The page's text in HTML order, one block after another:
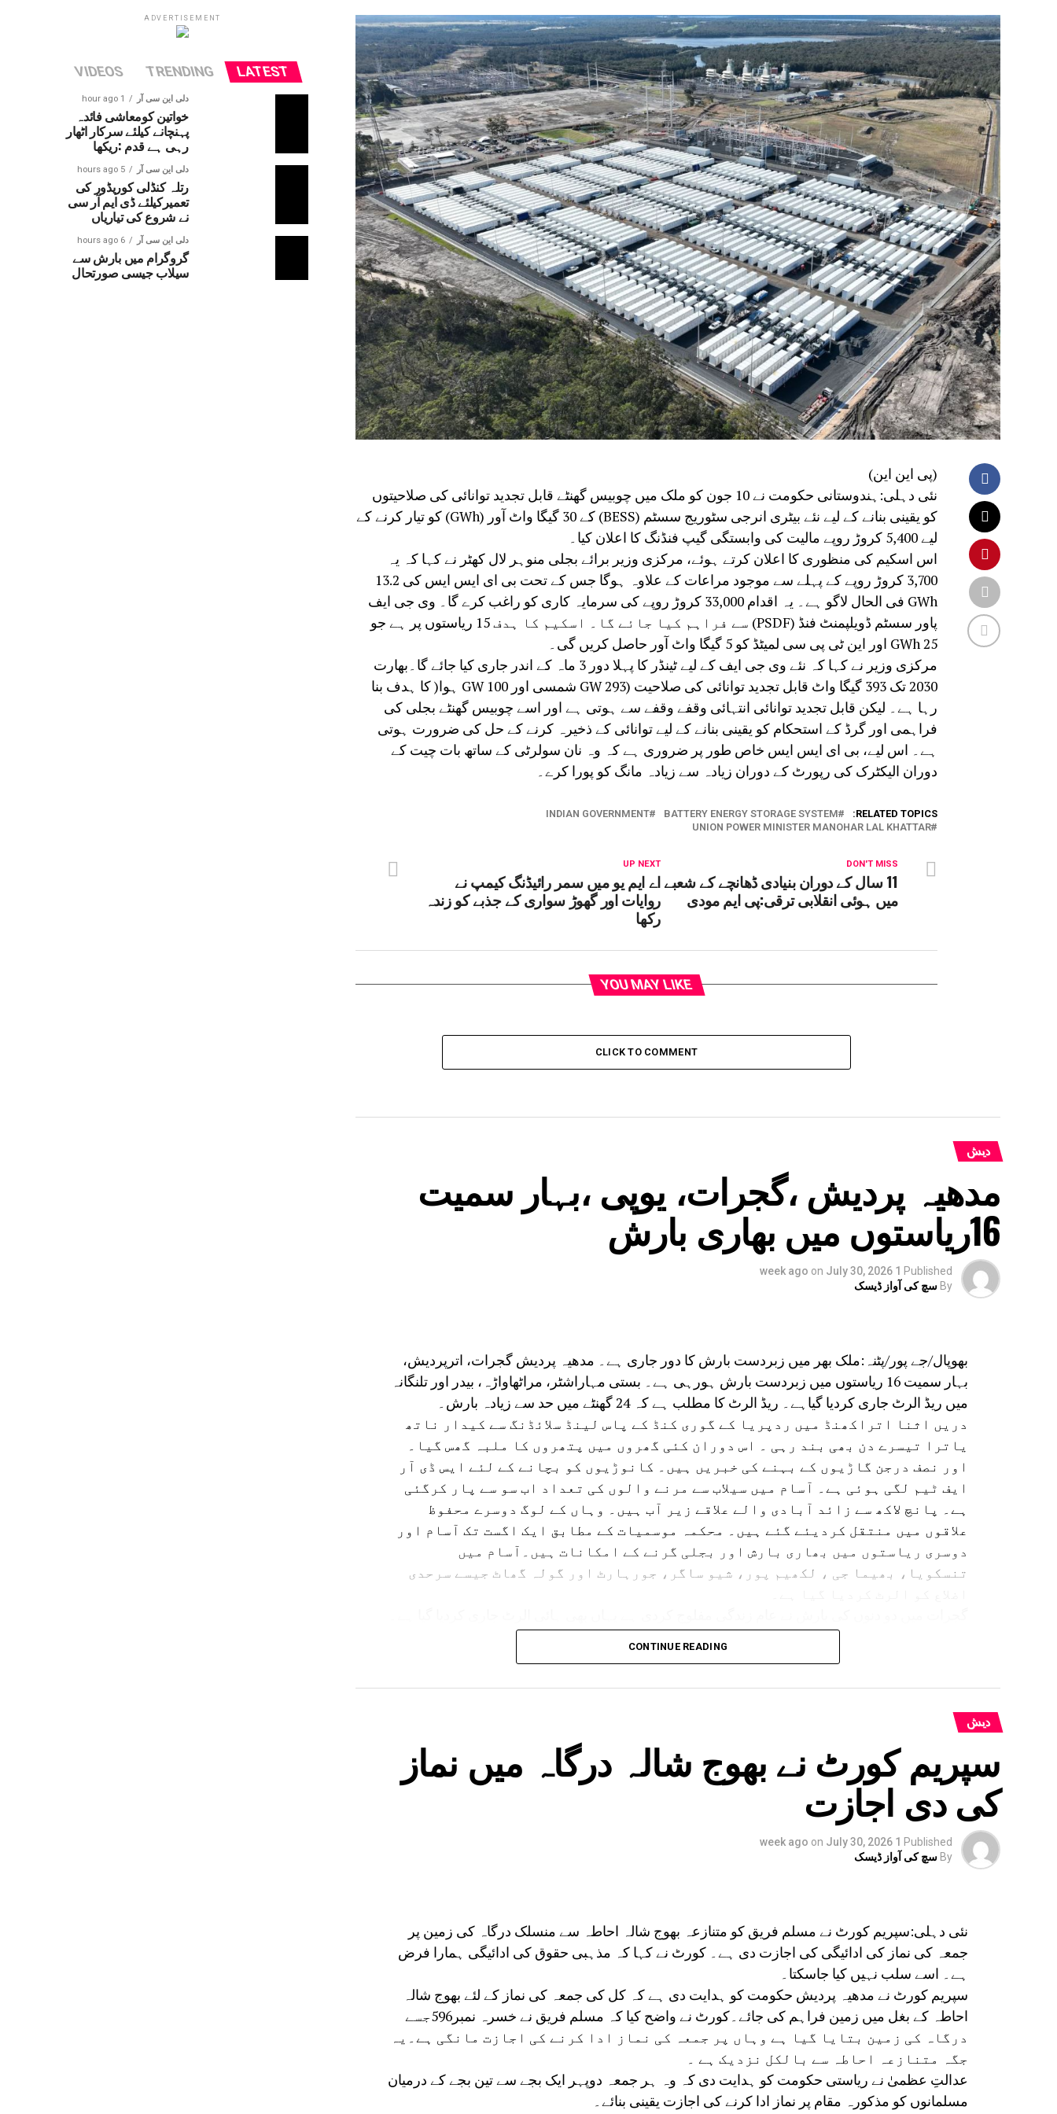
(پی این این)
نئی دہلی:ہندوستانی حکومت نے 10 جون کو ملک میں چوبیس گھنٹے قابل تجدید توانائی کی صلاحیتوں
کو یقینی بنانے کے لیے نئے بیٹری انرجی سٹوریج سسٹم (BESS) کے 30 گیگا واٹ آور (GWh) کو تیار کرنے کے
لیے 5,400 کروڑ روپے مالیت کی وابستگی گیپ فنڈنگ کا اعلان کیا۔
اس اسکیم کی منظوری کا اعلان کرتے ہوئے، مرکزی وزیر برائے بجلی منوہر لال کھٹر نے کہا کہ یہ
3,700 کروڑ روپے کے پہلے سے موجود مراعات کے علاوہ ہوگا جس کے تحت بی ای ایس ایس کی 13.2
GWh فی الحال لاگو ہے۔ یہ اقدام 33,000 کروڑ روپے کی سرمایہ کاری کو راغب کرے گا۔ وی جی ایف
پاور سسٹم ڈویلپمنٹ فنڈ (PSDF) سے فراہم کیا جائے گا۔ اسکیم کا ہدف 15 ریاستوں پر ہے جو
25 GWh اور این ٹی پی سی لمیٹڈ کو 5 گیگا واٹ آور حاصل کریں گی۔
مرکزی وزیر نے کہا کہ نئے وی جی ایف کے لیے ٹینڈر کا پہلا دور 3 ماہ کے اندر جاری کیا جائے گا۔بھارت
2030 تک 393 گیگا واٹ قابل تجدید توانائی کی صلاحیت (293 GW شمسی اور 100 GW ہوا( کا ہدف بنا
رہا ہے۔ لیکن قابل تجدید توانائی انتہائی وقفے وقفے سے ہوتی ہے اور اسے چوبیس گھنٹے بجلی کی
فراہمی اور گرڈ کے استحکام کو یقینی بنانے کے لیے توانائی کے ذخیرہ کرنے کے حل کی ضرورت ہوتی
ہے۔ اس لیے، بی ای ایس ایس خاص طور پر ضروری ہے کہ وہ نان سولرٹی کے ساتھ بات چیت کے
دوران الیکٹرک کی رپورٹ کے دوران زیادہ سے زیادہ مانگ کو پورا کرے۔
RELATED TOPICS:
BATTERY ENERGY STORAGE SYSTEM
INDIAN GOVERNMENT
UNION POWER MINISTER MANOHAR LAL KHATTAR
UP NEXT
اے ایم یو میں سمر رائیڈنگ کیمپ نے
روایات اور گھوڑ سواری کے جذبے کو زندہ
رکھا
DON'T MISS
11 سال کے دوران بنیادی ڈھانچے کے شعبے
میں ہوئی انقلابی ترقی:پی ایم مودی
YOU MAY LIKE
CLICK TO COMMENT
دیش
مدھیہ پردیش ،گجرات، یوپی ،بہار سمیت
16ریاستوں میں بھاری بارش
Published
1 week ago
on July 30, 2026
By سچ کی آواز ڈیسک
بھوپال/جے پور/پٹنہ:ملک بھر میں زبردست بارش کا دور جاری ہے۔ مدھیہ پردیش گجرات، اترپردیش،
بہار سمیت 16 ریاستوں میں زبردست بارش ہورہی ہے۔ بستی مہاراشٹر، مراٹھاواڑہ، بیدر اور تلنگانہ
میں ریڈ الرٹ جاری کردیا گیاہے۔ ریڈ الرٹ کا مطلب ہے کہ 24 گھنٹے میں حد سے زیادہ بارش۔
دریں اثنا اتراکھنڈ میں ردپریا کے گوری کنڈ کے پاس لینڈ سلائڈنگ سے کیدار ناتھ
یاترا تیسرے دن بھی بند رہی ۔ اس دوران کئی گھروں میں پتھروں کا ملبہ گھس گیا۔
اور نصف درجن گاڑیوں کے بہنے کی خبریں ہیں۔ کانوڑیوں کو بچانے کے لئے ایس ڈی آر
ایف ٹیم لگی ہوئی ہے۔ آسام میں سیلاب سے مرنے والوں کی تعداد اب سو سے پار کرگئی
ہے۔ پانچ لاکھ سے زائد آبادی والے علاقے زیر آب ہیں۔ وہاں کے لوگ دوسرے محفوظ
علاقوں میں منتقل کردیئے گئے ہیں۔ محکمہ موسمیات کے مطابق ایک اگست تک آسام اور
دوسری ریاستوں میں بھاری بارش اور بجلی گرنے کے امکانات ہیں۔آسام میں
تنسکویا، بھیما جی ، لکھیم پور، شیو ساگر، جورہارٹ اور گولہ گھاٹ جیسے سرحدی
مدھیہ پردیش میں بھی بارش کا الرٹ جاری کیا گیا ہے۔ وہاں کے 17 اضلع متاثر ہیں۔ یوپی ،
بہار کے کئی اضلاع میں بھی انتظامیہ الرٹ ہے۔
CONTINUE READING
دیش
سپریم کورٹ نے بھوج شالہ درگاہ میں نماز
کی دی اجازت
Published
1 week ago
on July 30, 2026
By سچ کی آواز ڈیسک
نئی دہلی:سپریم کورٹ نے مسلم فریق کو متنازعہ بھوج شالہ احاطہ سے منسلک درگاہ کی زمین پر
جمعہ کی نماز کی ادائیگی کی اجازت دی ہے۔ کورٹ نے کہا کہ مذہبی حقوق کی ادائیگی ہمارا فرض
ہے۔ اسے سلب نہیں کیا جاسکتا۔
سپریم کورٹ نے مدھیہ پردیش حکومت کو ہدایت دی ہے کہ کل کی جمعہ کی نماز کے لئے بھوج شالہ
احاطہ کے بغل میں زمین فراہم کی جائے۔کورٹ نے واضح کیا کہ مسلم فریق نے خسرہ نمبر596جسے
درگاہ کی زمین بتایا گیا ہے وہاں پر جمعہ کی نماز ادا کرنے کی اجازت مانگی ہے۔یہ
جگہ متنازعہ احاطہ سے بالکل نزدیک ہے ۔
عدالتِ عظمیٰ نے ریاستی حکومت کو ہدایت دی کہ وہ ہر جمعہ دوپہر ایک بجے سے تین بجے کے درمیان
مسلمانوں کو مذکورہ مقام پر نماز ادا کرنے کی اجازت یقینی بنائے۔
ADVERTISEMENT
LATEST
TRENDING
VIDEOS
دلی این سی آر 1 hour ago
خواتین کومعاشی فائدہ
پہنچانے کیلئے سرکار اٹھار
رہی ہے قدم :ریکھا
دلی این سی آر 5 hours ago
رتلہ کنڈلی کوریڈور کی
تعمیرکیلئے ڈی ایم آر سی
نے شروع کی تیاریاں
دلی این سی آر 6 hours ago
گروگرام میں بارش سے
سیلاب جیسی صورتحال